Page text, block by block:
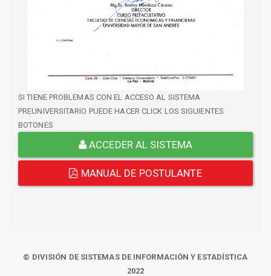
SI TIENE PROBLEMAS CON EL ACCESO AL SISTEMA
PREUNIVERSITARIO PUEDE HACER CLICK LOS SIGUIENTES
BOTONES
ACCEDER AL SISTEMA
MANUAL DE POSTULANTE
© DIVISIÓN DE SISTEMAS DE INFORMACIÓN Y ESTADÍSTICA
2022